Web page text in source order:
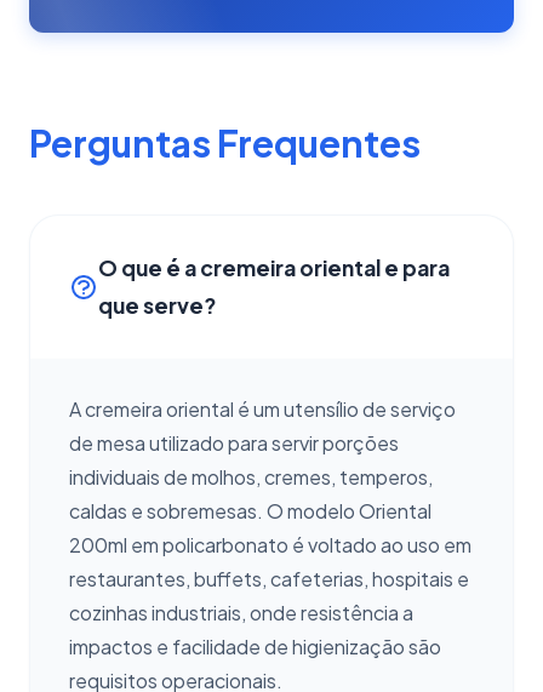
Perguntas Frequentes
O que é a cremeira oriental e para
que serve?
A cremeira oriental é um utensílio de serviço
de mesa utilizado para servir porções
individuais de molhos, cremes, temperos,
caldas e sobremesas. O modelo Oriental
200ml em policarbonato é voltado ao uso em
restaurantes, buffets, cafeterias, hospitais e
cozinhas industriais, onde resistência a
impactos e facilidade de higienização são
requisitos operacionais.